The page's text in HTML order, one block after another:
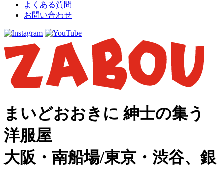
よくある質問
お問い合わせ
まいどおおきに 紳士の集う
洋服屋
大阪・南船場/東京・渋谷、銀